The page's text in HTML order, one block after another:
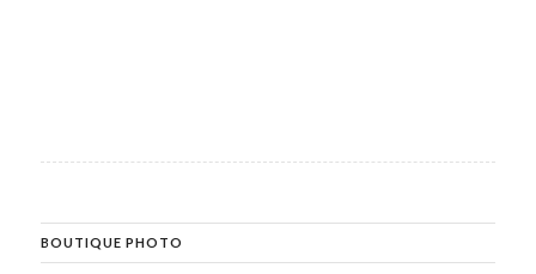
BOUTIQUE PHOTO